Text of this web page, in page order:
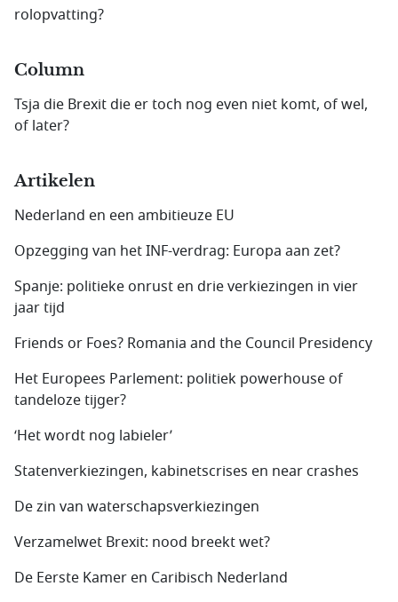
rolopvatting?
Column
Tsja die Brexit die er toch nog even niet komt, of wel,
of later?
Artikelen
Nederland en een ambitieuze EU
Opzegging van het INF-verdrag: Europa aan zet?
Spanje: politieke onrust en drie verkiezingen in vier
jaar tijd
Friends or Foes? Romania and the Council Presidency
Het Europees Parlement: politiek powerhouse of
tandeloze tijger?
‘Het wordt nog labieler’
Statenverkiezingen, kabinetscrises en near crashes
De zin van waterschapsverkiezingen
Verzamelwet Brexit: nood breekt wet?
De Eerste Kamer en Caribisch Nederland